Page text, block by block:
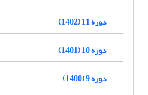
دوره 11 (1402)
دوره 10 (1401)
دوره 9 (1400)